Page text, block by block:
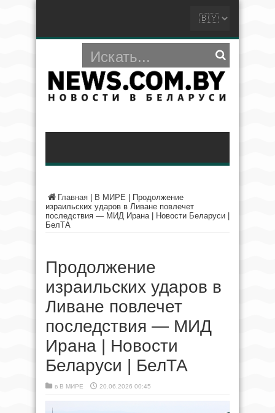
Главная В МИРЕ
Продолжение
израильских ударов в Ливане повлечет
последствия — МИД Ирана | Новости Беларуси |
БелТА
Продолжение
израильских ударов в
Ливане повлечет
последствия — МИД
Ирана | Новости
Беларуси | БелТА
в В МИРЕ 20.06.2026 00:45